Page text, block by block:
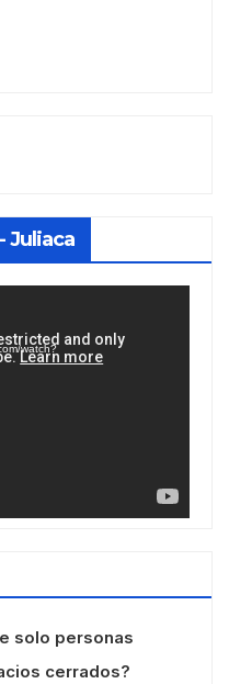
Juliaca
watch?
solo personas
cerrados?